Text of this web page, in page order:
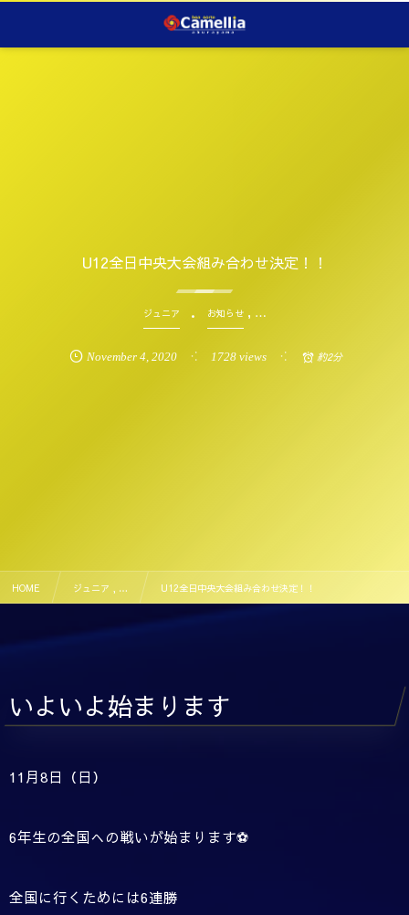
U12全日中央大会組み合わせ決定！！
ジュニア お知らせ, …
November 4, 2020 1728 views 約2分
HOME ジュニア , … U12全日中央大会組み合わせ決定！！
いよいよ始まります
11月8日（日）
6年生の全国への戦いが始まります⚽
全国に行くためには6連勝